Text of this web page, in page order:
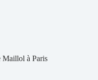
Maillol à Paris